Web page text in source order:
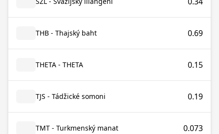
THB - Thajský baht 0.69
THETA - THETA 0.15
TJS - Tádžické somoni 0.19
TMT - Turkmenský manat 0.073